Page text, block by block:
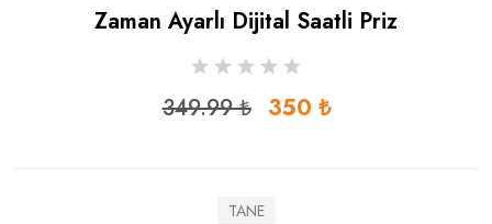
Zaman Ayarlı Dijital Saatli Priz
349.99 ₺ 350 ₺
TANE